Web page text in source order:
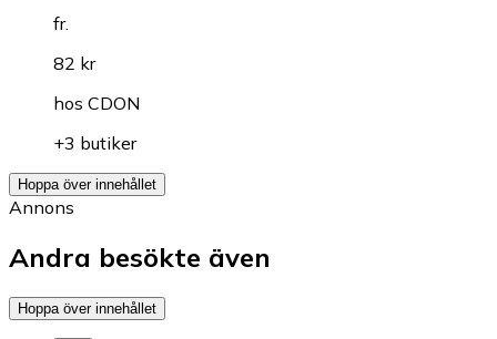
fr.
82 kr
hos CDON
+3 butiker
Hoppa över innehållet
Annons
Andra besökte även
Hoppa över innehållet